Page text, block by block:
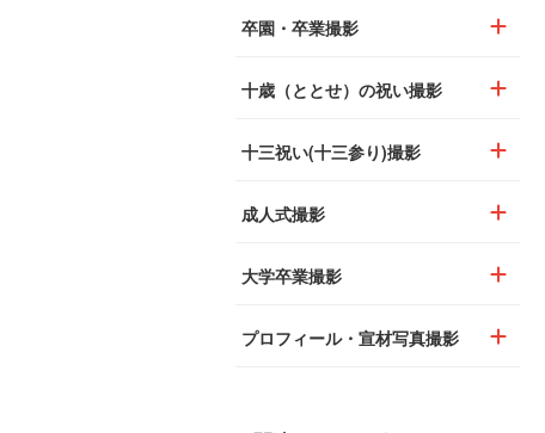
卒園・卒業撮影
十歳（ととせ）の祝い撮影
十三祝い(十三参り)撮影
成人式撮影
大学卒業撮影
プロフィール・宣材写真撮影